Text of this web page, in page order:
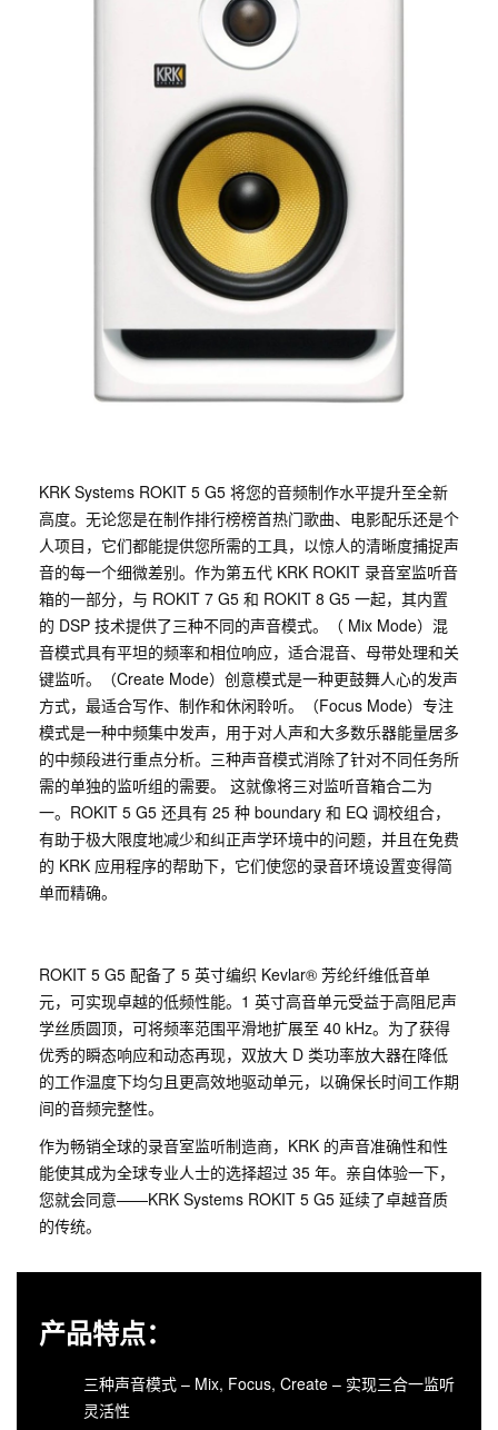
KRK Systems ROKIT 5 G5 将您的音频制作水平提升至全新
高度。无论您是在制作排行榜榜首热门歌曲、电影配乐还是个
人项目，它们都能提供您所需的工具，以惊人的清晰度捕捉声
音的每一个细微差别。作为第五代 KRK ROKIT 录音室监听音
箱的一部分，与 ROKIT 7 G5 和 ROKIT 8 G5 一起，其内置
的 DSP 技术提供了三种不同的声音模式。（ Mix Mode）混
音模式具有平坦的频率和相位响应，适合混音、母带处理和关
键监听。（Create Mode）创意模式是一种更鼓舞人心的发声
方式，最适合写作、制作和休闲聆听。（Focus Mode）专注
模式是一种中频集中发声，用于对人声和大多数乐器能量居多
的中频段进行重点分析。三种声音模式消除了针对不同任务所
需的单独的监听组的需要。 这就像将三对监听音箱合二为
一。ROKIT 5 G5 还具有 25 种 boundary 和 EQ 调校组合，
有助于极大限度地减少和纠正声学环境中的问题，并且在免费
的 KRK 应用程序的帮助下，它们使您的录音环境设置变得简
单而精确。
ROKIT 5 G5 配备了 5 英寸编织 Kevlar® 芳纶纤维低音单
元，可实现卓越的低频性能。1 英寸高音单元受益于高阻尼声
学丝质圆顶，可将频率范围平滑地扩展至 40 kHz。为了获得
优秀的瞬态响应和动态再现，双放大 D 类功率放大器在降低
的工作温度下均匀且更高效地驱动单元，以确保长时间工作期
间的音频完整性。
作为畅销全球的录音室监听制造商，KRK 的声音准确性和性
能使其成为全球专业人士的选择超过 35 年。亲自体验一下，
您就会同意——KRK Systems ROKIT 5 G5 延续了卓越音质
的传统。
产品特点：
三种声音模式 – Mix, Focus, Create – 实现三合一监听
灵活性